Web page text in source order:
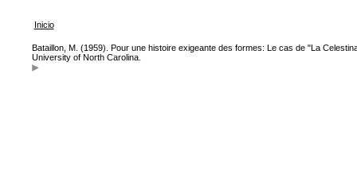
Inicio
Bataillon, M. (1959). Pour une histoire exigeante des formes: Le cas de "La
University of North Carolina.